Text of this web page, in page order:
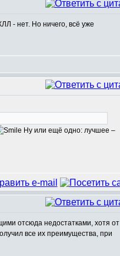
- нет. Но ничего, всё уже
Ну или ещё одно: лучшее –
отсюда недостатками, хотя от
все их преимущества, при